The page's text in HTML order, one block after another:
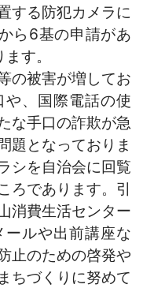
する防犯カメラに
ら6基の申請があ
す。
の被害が増してお
や、国際電話の使
な手口の詐欺が急
題となっておりま
シを自治会に回覧
ろであります。引
消費生活センター
ールや出前講座な
止のための啓発や
ちづくりに努めて